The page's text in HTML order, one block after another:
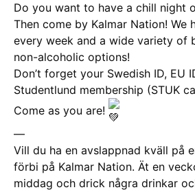
Do you want to have a chill night
Then come by Kalmar Nation! We
every week and a wide variety of
non-alcoholic options!
Don’t forget your Swedish ID, EU
Studentlund membership (STUK
Come as you are!
—
Vill du ha en avslappnad kväll på
förbi på Kalmar Nation. Ät en
middag och drick några drinkar